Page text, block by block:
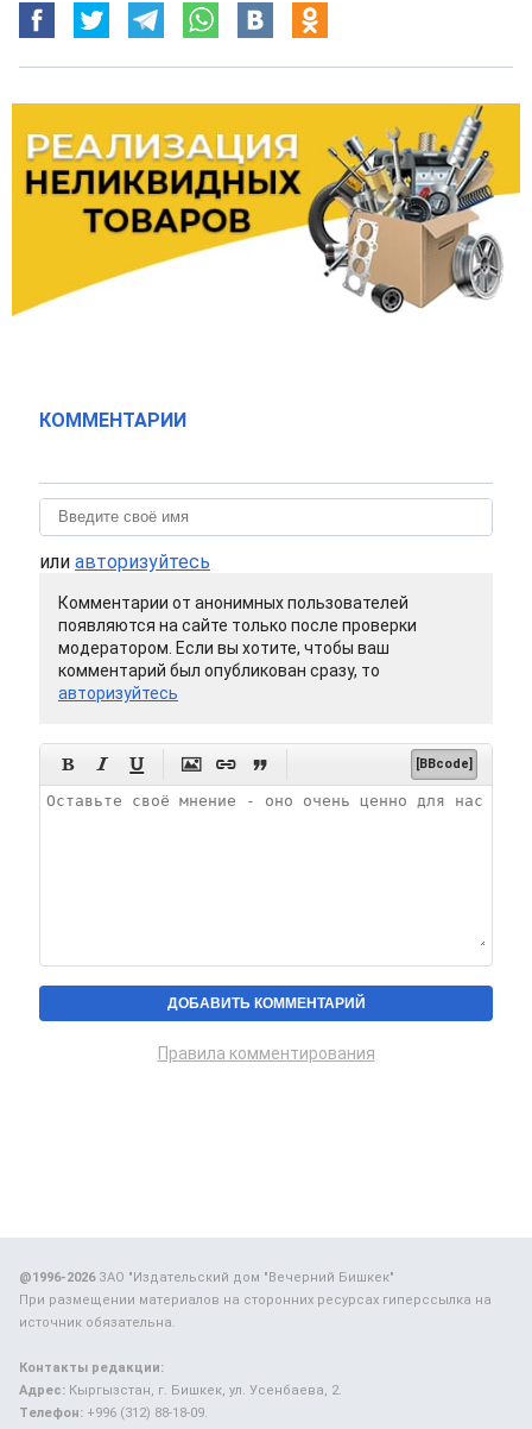
КОММЕНТАРИИ
или авторизуйтесь
Комментарии от анонимных пользователей
появляются на сайте только после проверки
модератором. Если вы хотите, чтобы ваш
комментарий был опубликован сразу, то
авторизуйтесь
      [BBcode]
Правила комментирования
@1996-2026ЗАО "Издательский дом "Вечерний Бишкек"
При размещении материалов на сторонних ресурсах гиперссылка на
источник обязательна.
Контакты редакции:
Адрес: Кыргызстан, г. Бишкек, ул. Усенбаева, 2.
Телефон: +996 (312) 88-18-09.